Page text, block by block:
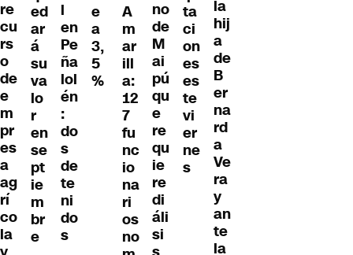
re
cu
rs
o
de
e
m
pr
es
a
ag
rí
co
la
ed
ar
á
su
va
lo
r
en
se
pt
ie
m
br
e
l
en
Pe
ña
lol
én
:
do
s
de
te
ni
do
s
e
a
3,
5
%
A
m
ar
ill
a:
12
7
fu
nc
io
na
ri
os
no
no
de
M
ai
pú
qu
e
re
qu
ie
re
di
áli
si
ta
ci
on
es
es
te
vi
er
ne
s
la
hij
a
de
B
er
na
rd
a
Ve
ra
y
an
te
la